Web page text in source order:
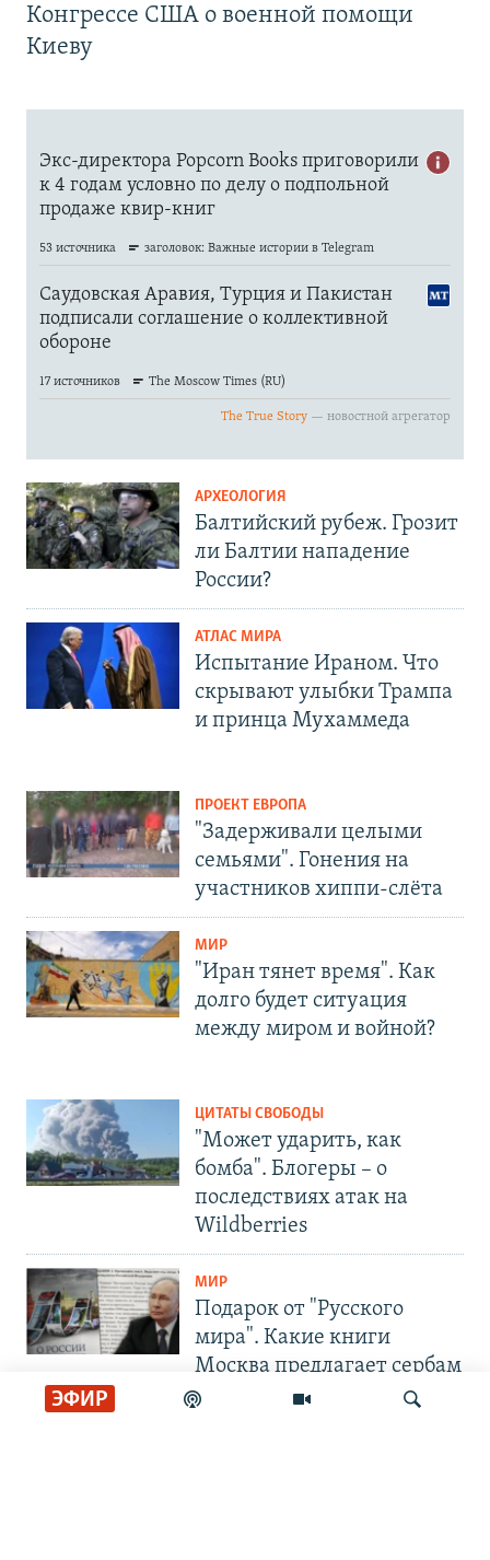
ЭФИР
Конгрессе США о военной помощи
Киеву
АРХЕОЛОГИЯ
Балтийский рубеж. Грозит
ли Балтии нападение
России?
АТЛАС МИРА
Испытание Ираном. Что
скрывают улыбки Трампа
и принца Мухаммеда
ПРОЕКТ ЕВРОПА
"Задерживали целыми
семьями". Гонения на
участников хиппи-слёта
МИР
"Иран тянет время". Как
долго будет ситуация
между миром и войной?
ЦИТАТЫ СВОБОДЫ
"Может ударить, как
бомба". Блогеры – о
последствиях атак на
Wildberries
МИР
Подарок от "Русского
мира". Какие книги
Москва предлагает сербам